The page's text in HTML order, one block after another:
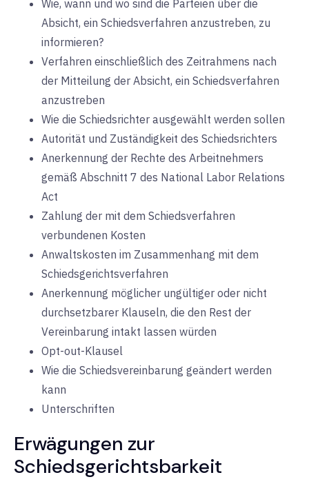
Wie, wann und wo sind die Parteien über die
Absicht, ein Schiedsverfahren anzustreben, zu
informieren?
Verfahren einschließlich des Zeitrahmens nach
der Mitteilung der Absicht, ein Schiedsverfahren
anzustreben
Wie die Schiedsrichter ausgewählt werden sollen
Autorität und Zuständigkeit des Schiedsrichters
Anerkennung der Rechte des Arbeitnehmers
gemäß Abschnitt 7 des National Labor Relations
Act
Zahlung der mit dem Schiedsverfahren
verbundenen Kosten
Anwaltskosten im Zusammenhang mit dem
Schiedsgerichtsverfahren
Anerkennung möglicher ungültiger oder nicht
durchsetzbarer Klauseln, die den Rest der
Vereinbarung intakt lassen würden
Opt-out-Klausel
Wie die Schiedsvereinbarung geändert werden
kann
Unterschriften
Erwägungen zur
Schiedsgerichtsbarkeit